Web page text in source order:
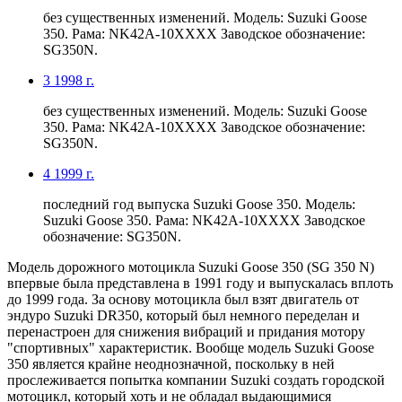
без существенных изменений. Модель: Suzuki Goose
350. Рама: NK42A-10XXXX Заводское обозначение:
SG350N.
3 1998 г.
без существенных изменений. Модель: Suzuki Goose
350. Рама: NK42A-10XXXX Заводское обозначение:
SG350N.
4 1999 г.
последний год выпуска Suzuki Goose 350. Модель:
Suzuki Goose 350. Рама: NK42A-10XXXX Заводское
обозначение: SG350N.
Модель дорожного мотоцикла Suzuki Goose 350 (SG 350 N)
впервые была представлена в 1991 году и выпускалась вплоть
до 1999 года. За основу мотоцикла был взят двигатель от
эндуро Suzuki DR350, который был немного переделан и
перенастроен для снижения вибраций и придания мотору
"спортивных" характеристик. Вообще модель Suzuki Goose
350 является крайне неоднозначной, поскольку в ней
прослеживается попытка компании Suzuki создать городской
мотоцикл, который хоть и не обладал выдающимися